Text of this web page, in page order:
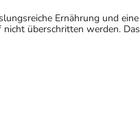
Ernährung und eine
nicht überschritten werden. Das